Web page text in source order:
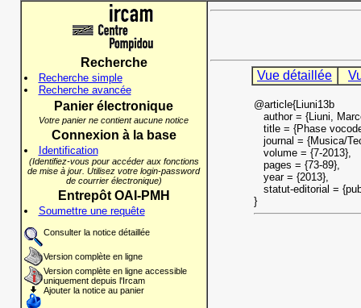
Recherche
Recherche simple
Recherche avancée
Panier électronique
Votre panier ne contient aucune notice
Connexion à la base
Identification
(Identifiez-vous pour accéder aux fonctions
de mise à jour. Utilisez votre login-password
de courrier électronique)
Entrepôt OAI-PMH
Soumettre une requête
Consulter la notice détaillée
Version complète en ligne
Version complète en ligne accessible
uniquement depuis l'Ircam
Ajouter la notice au panier
Vue détaillée
@article{Liuni13b
author = {Liuni,
title = {Phase
journal = {Musica/
volume = {7-2013},
pages = {73-89},
year = {2013},
statut-editorial =
}